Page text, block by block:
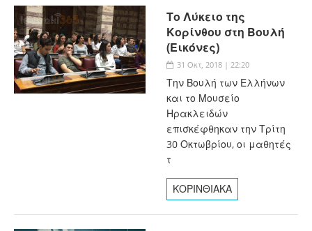
Το Λύκειο της
Κορίνθου στη Βουλή
(Εικόνες)
31 Οκτ, 2018 | 22:20
Την Βουλή των Ελλήνων
και το Μουσείο
Ηρακλειδών
επισκέφθηκαν την Τρίτη
30 Οκτωβρίου, οι μαθητές
τ
ΚΟΡΙΝΘΙΑΚΑ